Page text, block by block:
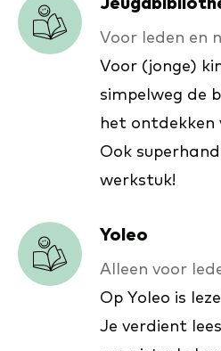
Voor leden en
Voor (jonge)
simpelweg de
het ontdekken
Ook
werkstuk!
Yoleo
Alleen voor
Op Yoleo is
Je verdient